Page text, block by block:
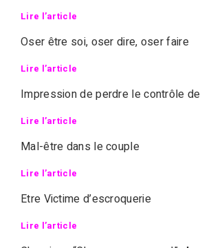
Lire l’article
Oser être soi, oser dire, oser faire
Lire l’article
Impression de perdre le contrôle
Lire l’article
Mal-être dans le couple
Lire l’article
Etre Victime d’escroquerie
Lire l’article